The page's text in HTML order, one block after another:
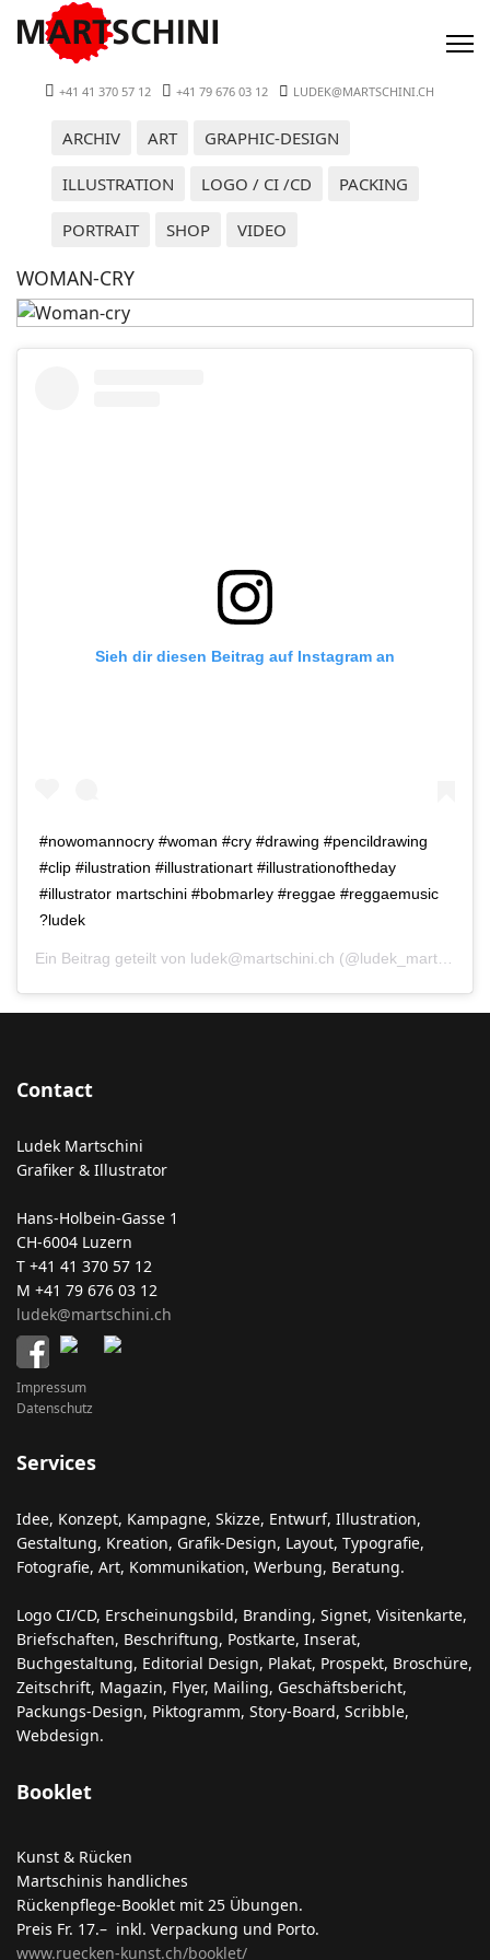
+41 41 370 57 12 +41 79 676 03 12 LUDEK@MARTSCHINI.CH
ARCHIV ART GRAPHIC-DESIGN
ILLUSTRATION LOGO / CI /CD PACKING
PORTRAIT SHOP VIDEO
WOMAN-CRY
Sieh dir diesen Beitrag auf Instagram an
#nowomannocry #woman #cry #drawing #pencildrawing
#clip #ilustration #illustrationart #illustrationoftheday
#illustrator martschini #bobmarley #reggae #reggaemusic
?ludek
Ein Beitrag geteilt von ludek@martschini.ch (@ludek_martschini) am
Contact
Ludek Martschini
Grafiker & Illustrator
Hans-Holbein-Gasse 1
CH-6004 Luzern
T +41 41 370 57 12
M +41 79 676 03 12
ludek@martschini.ch
Impressum
Datenschutz
Services
Idee, Konzept, Kampagne, Skizze, Entwurf, Illustration,
Gestaltung, Kreation, Grafik-Design, Layout, Typografie,
Fotografie, Art, Kommunikation, Werbung, Beratung.
Logo CI/CD, Erscheinungsbild, Branding, Signet, Visitenkarte,
Briefschaften, Beschriftung, Postkarte, Inserat,
Buchgestaltung, Editorial Design, Plakat, Prospekt, Broschüre,
Zeitschrift, Magazin, Flyer, Mailing, Geschäftsbericht,
Packungs-Design, Piktogramm, Story-Board, Scribble,
Webdesign.
Booklet
Kunst & Rücken
Martschinis handliches
Rückenpflege-Booklet mit 25 Übungen.
Preis Fr. 17.– inkl. Verpackung und Porto.
www.ruecken-kunst.ch/booklet/